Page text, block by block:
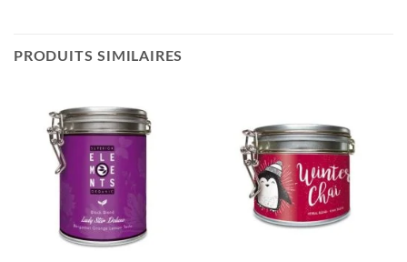
PRODUITS SIMILAIRES